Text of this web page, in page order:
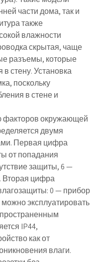
части дома, так и
также
влажности
скрытая, чаще
разъемы, которые
стену. Установка
поскольку
в стене и
факторов окружающей
двумя
Первая цифра
от попадания
защиты, 6 —
Вторая цифра
0 — прибор
эксплуатировать
IP44,
как от
влаги.